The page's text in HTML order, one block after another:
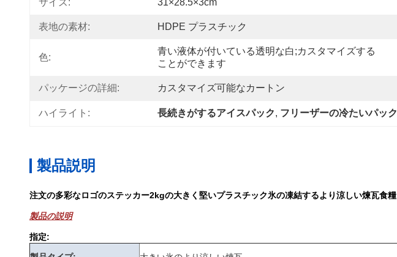
サイズ: 31×28.5×3cm
表地の素材: HDPE プラスチック
色:
青い液体が付いている透明な白;カスタマイズする
ことができます
パッケージの詳細: カスタマイズ可能なカートン
ハイライト: 長続きがするアイスパック, フリーザーの冷たいパック
製品説明
注文の多彩なロゴのステッカー2kgの大きく堅いプラスチック氷の凍結するより涼しい煉瓦食糧
製品の説明
指定: